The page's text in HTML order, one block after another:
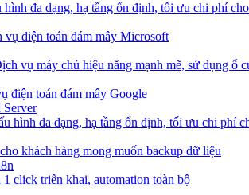
hình đa dạng, hạ tầng ổn định, tối ưu chi phí
vụ điện toán đám mây Microsoft
vụ máy chủ hiệu năng mạnh mẽ, sử dụng ổ
điện toán đám mây Google
hình đa dạng, hạ tầng ổn định, tối ưu chi phí
khách hàng mong muốn backup dữ liệu
1 click triển khai, automation toàn bộ